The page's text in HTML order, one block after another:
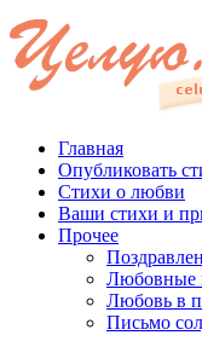
Главная
Опубликовать
Стихи о любви
Ваши стихи и
Прочее
Любовные
Любовь в
Письмо